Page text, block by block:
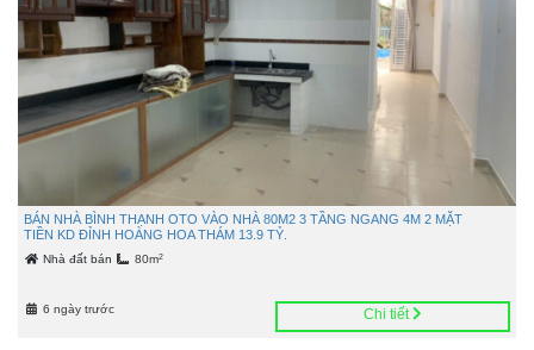
BÁN NHÀ BÌNH THẠNH OTO VÀO NHÀ 80M2 3 TẦNG NGANG 4M 2 MẶT
TIỀN KD ĐỈNH HOÀNG HOA THÁM 13.9 TỶ.
Nhà đất bán 80m2
6 ngày trước Chi tiết